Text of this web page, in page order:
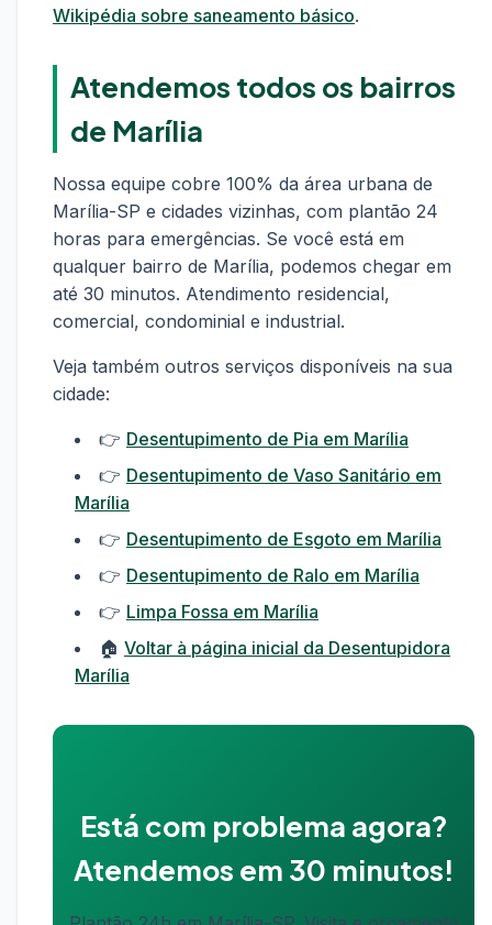
Wikipédia sobre saneamento básico.
Atendemos todos os bairros
de Marília
Nossa equipe cobre 100% da área urbana de
Marília-SP e cidades vizinhas, com plantão 24
horas para emergências. Se você está em
qualquer bairro de Marília, podemos chegar em
até 30 minutos. Atendimento residencial,
comercial, condominial e industrial.
Veja também outros serviços disponíveis na sua
cidade:
👉 Desentupimento de Pia em Marília
👉 Desentupimento de Vaso Sanitário em
Marília
👉 Desentupimento de Esgoto em Marília
👉 Desentupimento de Ralo em Marília
👉 Limpa Fossa em Marília
🏠 Voltar à página inicial da Desentupidora
Marília
Está com problema agora?
Atendemos em 30 minutos!